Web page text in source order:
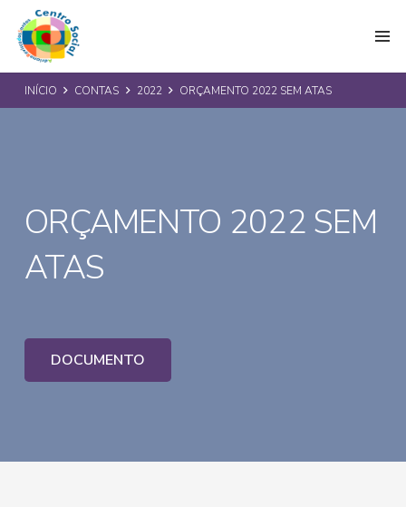
INÍCIO CONTAS 2022 ORÇAMENTO 2022 SEM ATAS
ORÇAMENTO 2022 SEM
ATAS
DOCUMENTO